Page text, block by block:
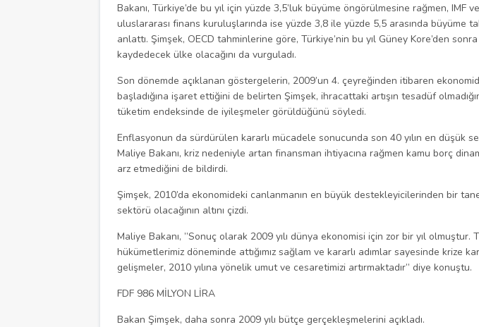
Bakanı, Türkiye’de bu yıl için yüzde 3,5’luk büyüme öngörülmesine rağmen, IMF
uluslararası finans kuruluşlarında ise yüzde 3,8 ile yüzde 5,5 arasında büyüme
anlattı. Şimşek, OECD tahminlerine göre, Türkiye’nin bu yıl Güney Kore’den
kaydedecek ülke olacağını da vurguladı.
Son dönemde açıklanan göstergelerin, 2009’un 4. çeyreğinden itibaren
başladığına işaret ettiğini de belirten Şimşek, ihracattaki artışın tesadüf
tüketim endeksinde de iyileşmeler görüldüğünü söyledi.
Enflasyonun da sürdürülen kararlı mücadele sonucunda son 40 yılın en düşük
Maliye Bakanı, kriz nedeniyle artan finansman ihtiyacına rağmen kamu borç
arz etmediğini de bildirdi.
Şimşek, 2010’da ekonomideki canlanmanın en büyük destekleyicilerinden bir
sektörü olacağının altını çizdi.
Maliye Bakanı, ”Sonuç olarak 2009 yılı dünya ekonomisi için zor bir yıl olmuştur.
hükümetlerimiz döneminde attığımız sağlam ve kararlı adımlar sayesinde krize
gelişmeler, 2010 yılına yönelik umut ve cesaretimizi artırmaktadır” diye konuştu.
FDF 986 MİLYON LİRA
Bakan Şimşek, daha sonra 2009 yılı bütçe gerçekleşmelerini açıkladı.